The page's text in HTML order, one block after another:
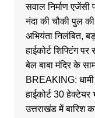
सवाल निर्माण एजेंसी
नंदा की चौकी पुल
अभियंता निलंबित,
हाईकोर्ट शिफ्टिंग
बेल बाबा मंदिर के
BREAKING:
हाईकोर्ट 30
उत्तराखंड में बारिश